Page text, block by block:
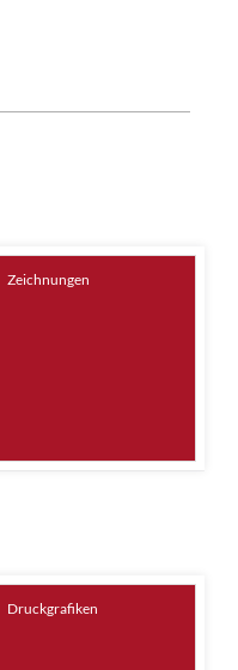
Zeichnungen
Druckgrafiken